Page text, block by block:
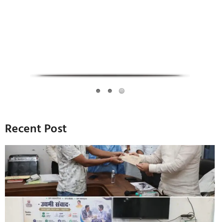
Recent Post